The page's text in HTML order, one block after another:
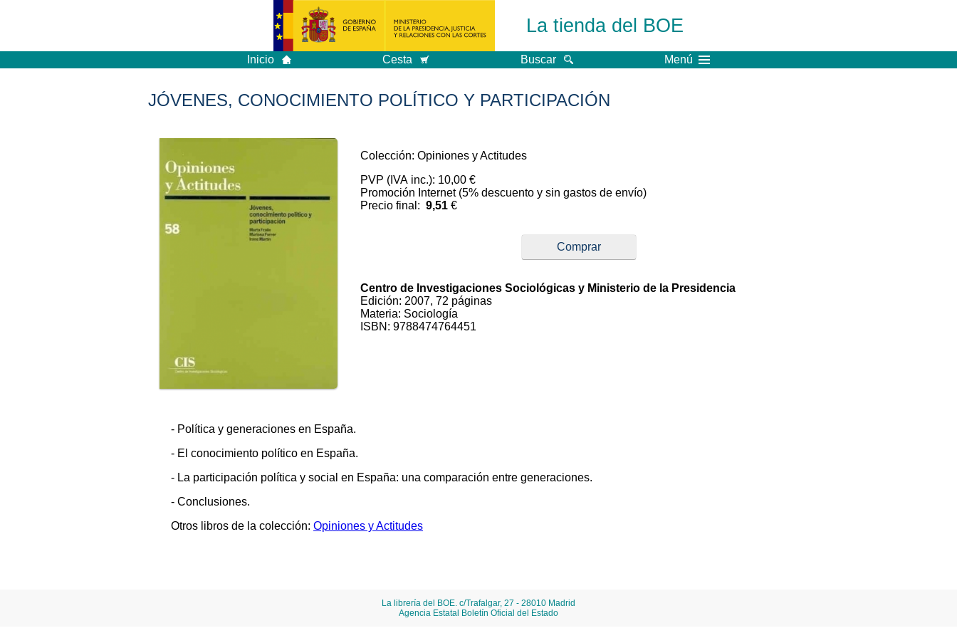
La tienda del BOE
Inicio Cesta Buscar Menú
JÓVENES, CONOCIMIENTO POLÍTICO Y PARTICIPACIÓN
Colección: Opiniones y Actitudes
PVP (IVA inc.): 10,00 €
Promoción Internet (5% descuento y sin gastos de envío)
Precio final: 9,51€
Comprar
Centro de Investigaciones Sociológicas y Ministerio de la Presidencia
Edición: 2007, 72 páginas
Materia: Sociología
ISBN: 9788474764451
- Política y generaciones en España.
- El conocimiento político en España.
- La participación política y social en España: una comparación entre generaciones.
- Conclusiones.
Otros libros de la colección: Opiniones y Actitudes
La librería del BOE. c/Trafalgar, 27 - 28010 Madrid
Agencia Estatal Boletín Oficial del Estado